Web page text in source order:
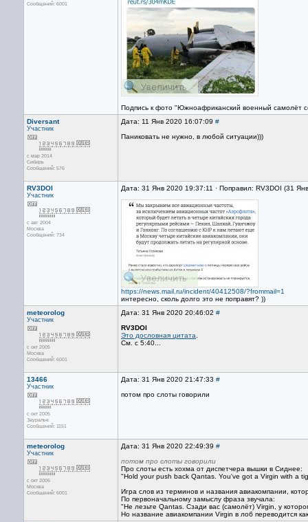
Сообщений: 6001
Подпись к фото "Южноафриканский военный самолёт
Diversant
Участник
с мар 2014
Сибирь
Сообщений: 576
Дата: 11 Янв 2020 16:07:09 #
Паниковать не нужно, в любой ситуации)))
RV3DOI
Участник
с авг 2004
Москва
Сообщений: 734
Дата: 31 Янв 2020 19:37:11 · Поправил: RV3DOI (31
https://news.mail.ru/incident/40412508/?frommail=1
интересно, сколь долго это не поправят? ))
meteorolog
Участник
с окт 2005
Москва
Сообщений: 6001
Дата: 31 Янв 2020 20:46:02 #
RV3DOI
Это дословная цитата
См. с 5:40...
13466
Участник
с окт 2005
Зауралье
Сообщений: 1151
Дата: 31 Янв 2020 21:47:33 #
потом про слоты говорили
meteorolog
Участник
с окт 2005
Москва
Сообщений: 6001
Дата: 31 Янв 2020 22:49:39 #
потом про слоты говорили
Про слоты есть хохма от диспетчера вышки в Сиднее:
"Hold your push back Qantas. You've got a Virgin with a
Игра слов из терминов и названия авиакомпании,
По первоначальному замыслу фраза звучала:
"Не лезьте Qantas. Сзади вас (самолёт) Virgin, у
Но название авиакомпании Virgin в лоб переводится